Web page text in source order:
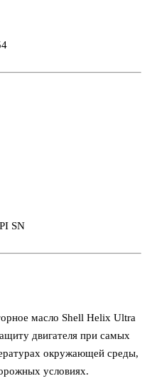
SN
масло Shell Helix Ultra
двигателя при самых
окружающей среды,
условиях.